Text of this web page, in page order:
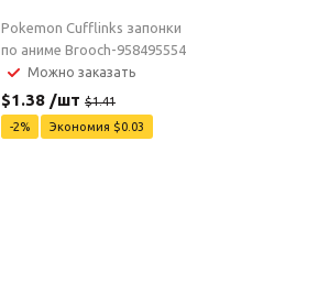
Pokemon Cufflinks запонки
по аниме Brooch-958495554
Можно заказать
$1.38 /шт $1.41
-2% Экономия $0.03